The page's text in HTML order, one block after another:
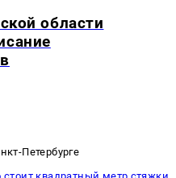
области
Петербурге